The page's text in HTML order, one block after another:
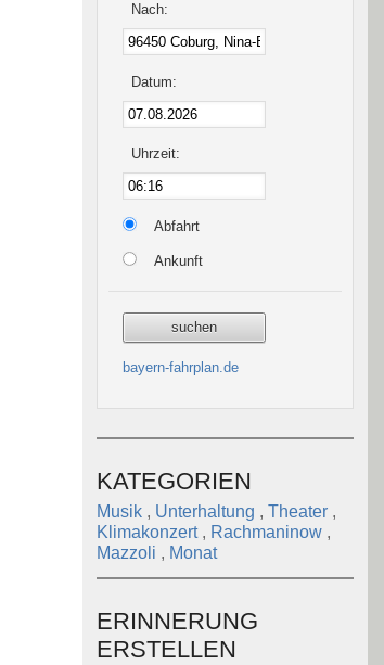
Nach:
Datum:
Uhrzeit:
Abfahrt
Ankunft
bayern-fahrplan.de
KATEGORIEN
Musik , Unterhaltung ,Theater ,
Klimakonzert , Rachmaninow ,
Mazzoli , Monat
ERINNERUNG
ERSTELLEN